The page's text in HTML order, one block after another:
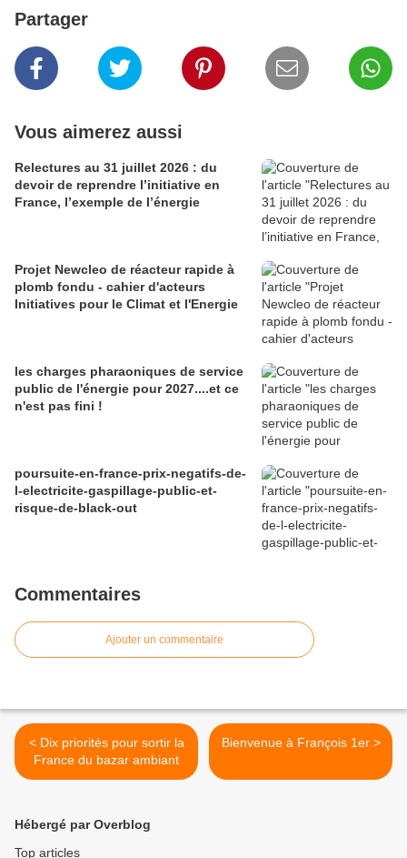
Partager
Vous aimerez aussi
Relectures au 31 juillet 2026 : du
devoir de reprendre l’initiative en
France, l’exemple de l’énergie
Projet Newcleo de réacteur rapide à
plomb fondu - cahier d'acteurs
Initiatives pour le Climat et l'Energie
les charges pharaoniques de service
public de l'énergie pour 2027....et ce
n'est pas fini !
poursuite-en-france-prix-negatifs-de-
l-electricite-gaspillage-public-et-
risque-de-black-out
Commentaires
Ajouter un commentaire
< Dix priorités pour sortir la
France du bazar ambiant
Bienvenue à François 1er >
Hébergé par Overblog
Top articles